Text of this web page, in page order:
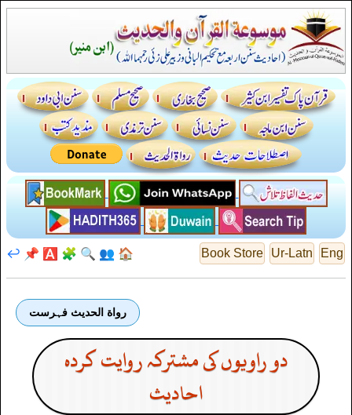
Eng
Ur-Latn
Book Store
🏠
👥
🔍
🧩
🅰️
📌
↩️
رواة الحديث فہرست
دو راویوں کی مشترکہ روایت کردہ
احادیث